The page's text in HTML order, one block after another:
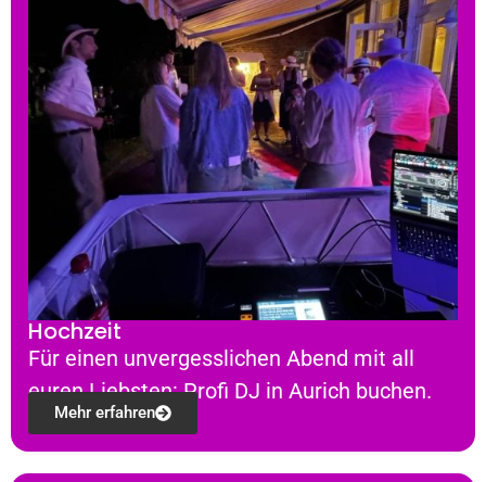
Hochzeit
Für einen unvergesslichen Abend mit all
euren Liebsten: Profi DJ in Aurich buchen.
Mehr erfahren